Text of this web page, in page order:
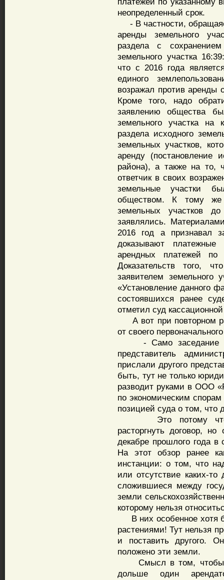
неопределенный срок.
- В частности,
аренды земельного
раздела с
земельного участка
что с 2016 года
единого
возражал против аренды
Кроме того, надо
заявлению общества
земельного участка на
раздела исходного
земельных участков,
аренду (постановление
района), а также на то,
ответчик в своих
земельные участки
обществом. К тому же
земельных участков
заявлялись.
2016 год а признавал
доказывают платежные
арендных платежей по
Доказательств того,
заявителем земельного
«Установление данного
состоявшихся ранее
отметил суд
А вот при повторном
от своего
- Само заседание
представитель
прислали другого
быть, тут не только
разводит руками в ООО
по экономическим
позицией суда о том, что
Это потому что
расторгнуть договор,
декабре прошлого года
На этот обзор ранее
инстанции: о том, что
или отсутствие каких-
сложившиеся между
земли
которому нельзя
В них особенное хотя
растениями! Тут нельзя
и поставить другого.
положено эти земли.
Смысл в том, чтобы
дольше один